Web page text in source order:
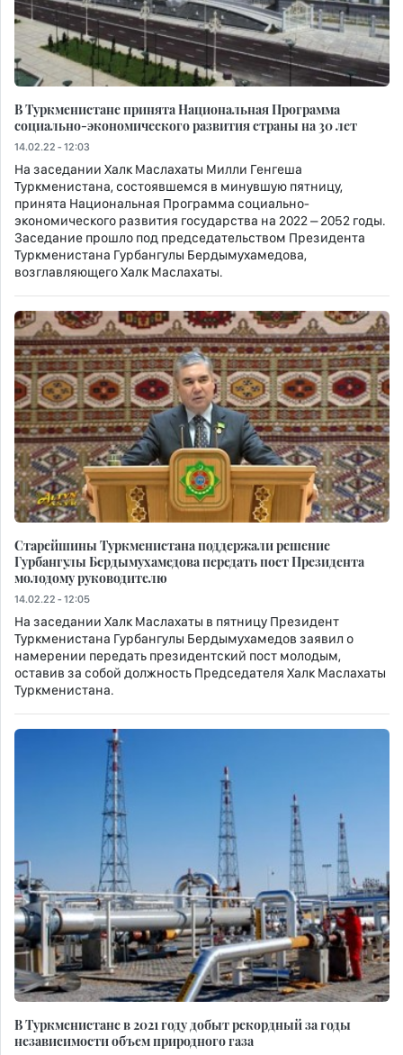
В Туркменистане принята Национальная Программа
социально-экономического развития страны на 30 лет
14.02.22 - 12:03
На заседании Халк Маслахаты Милли Генгеша
Туркменистана, состоявшемся в минувшую пятницу,
принята Национальная Программа социально-
экономического развития государства на 2022 – 2052 годы.
Заседание прошло под председательством Президента
Туркменистана Гурбангулы Бердымухамедова,
возглавляющего Халк Маслахаты.
Старейшины Туркменистана поддержали решение
Гурбангулы Бердымухамедова передать пост Президента
молодому руководителю
14.02.22 - 12:05
На заседании Халк Маслахаты в пятницу Президент
Туркменистана Гурбангулы Бердымухамедов заявил о
намерении передать президентский пост молодым,
оставив за собой должность Председателя Халк Маслахаты
Туркменистана.
В Туркменистане в 2021 году добыт рекордный за годы
независимости объем природного газа